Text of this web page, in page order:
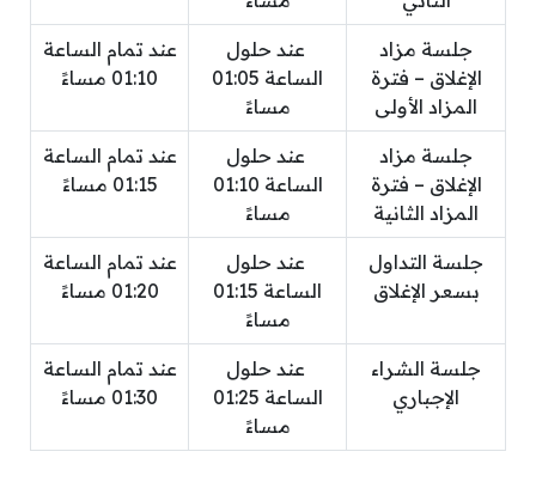
جلسة مزاد
الإغلاق – فترة
المزاد الأولى
عند حلول
الساعة 01:05
مساءً
عند تمام الساعة
01:10 مساءً
جلسة مزاد
الإغلاق – فترة
المزاد الثانية
عند حلول
الساعة 01:10
مساءً
عند تمام الساعة
01:15 مساءً
جلسة التداول
بسعر الإغلاق
عند حلول
الساعة 01:15
مساءً
عند تمام الساعة
01:20 مساءً
جلسة الشراء
الإجباري
عند حلول
الساعة 01:25
مساءً
عند تمام الساعة
01:30 مساءً